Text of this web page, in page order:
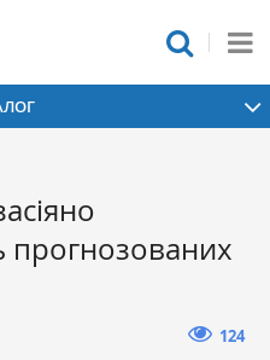
прогнозованих
124